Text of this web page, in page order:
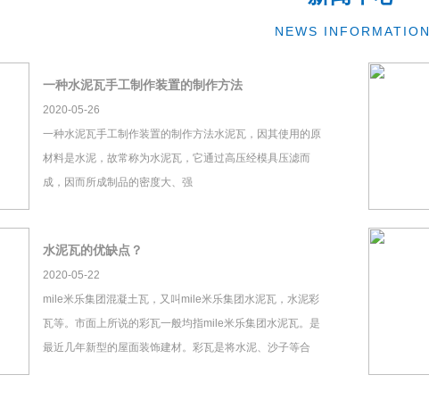
NEWS INFORMATION
一种水泥瓦手工制作装置的制作方法
2020-05-26
一种水泥瓦手工制作装置的制作方法水泥瓦，因其使用的原
材料是水泥，故常称为水泥瓦，它通过高压经模具压滤而
成，因而所成制品的密度大、强
水泥瓦的优缺点？
2020-05-22
mile米乐集团混凝土瓦，又叫mile米乐集团水泥瓦，水泥彩
瓦等。市面上所说的彩瓦一般均指mile米乐集团水泥瓦。是
最近几年新型的屋面装饰建材。彩瓦是将水泥、沙子等合